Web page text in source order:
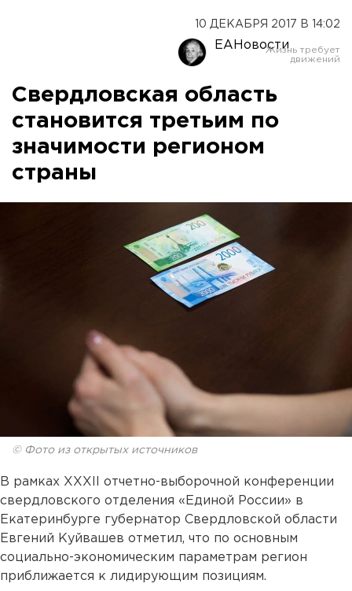
10 ДЕКАБРЯ 2017 В 14:02
ЕАНовости
Свердловская область
становится третьим по
значимости регионом
страны
© Фото из открытых источников
В рамках XXXII отчетно-выборочной конференции
свердловского отделения «Единой России» в
Екатеринбурге губернатор Свердловской области
Евгений Куйвашев отметил, что по основным
социально-экономическим параметрам регион
приближается к лидирующим позициям.